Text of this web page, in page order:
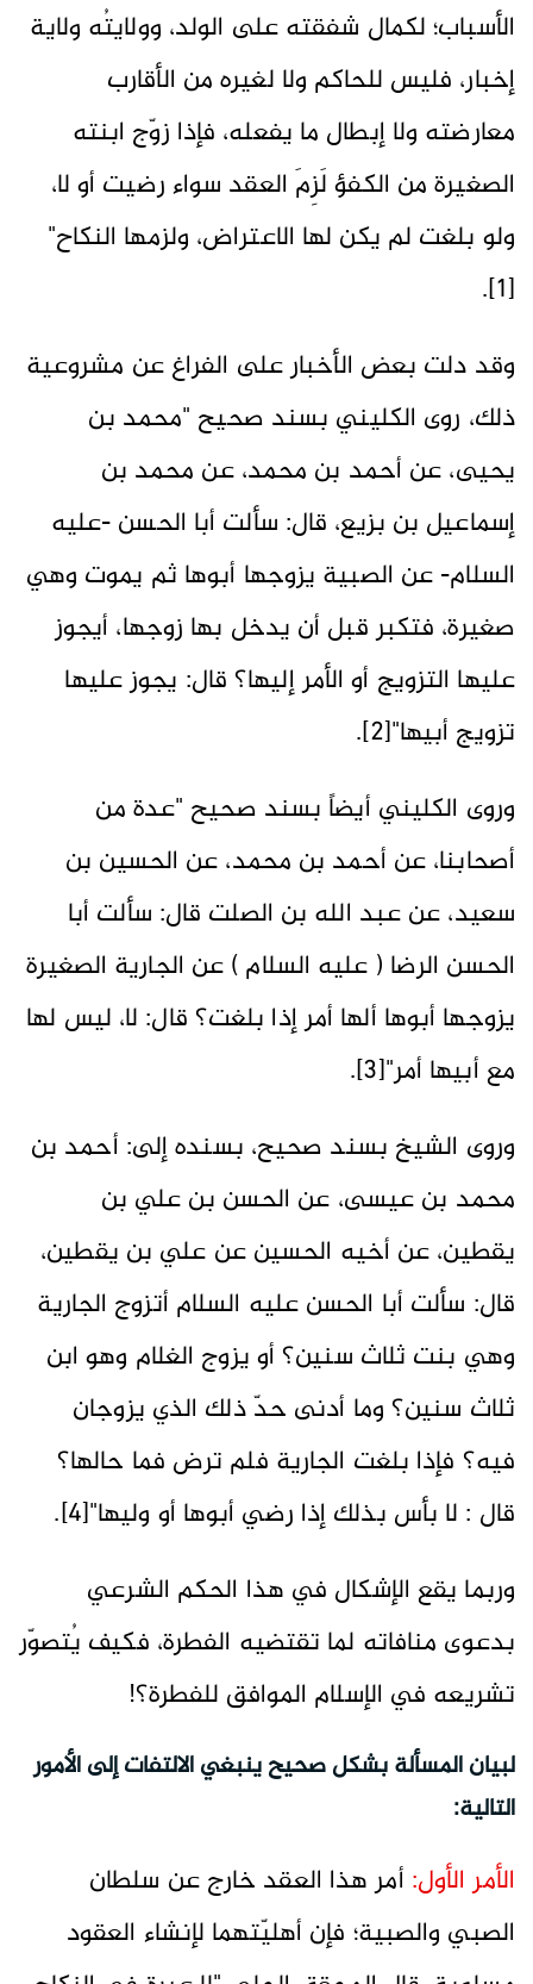
الأسباب؛ لكمال شفقته على الولد، وولايتُه ولاية
إخبار، فليس للحاكم ولا لغيره من الأقارب
معارضته ولا إبطال ما يفعله، فإذا زوّج ابنته
الصغيرة من الكفؤ لَزِمَ العقد سواء رضيت أو لا،
ولو بلغت لم يكن لها الاعتراض، ولزمها النكاح"
[1].
وقد دلت بعض الأخبار على الفراغ عن مشروعية
ذلك، روى الكليني بسند صحيح "محمد بن
يحيى، عن أحمد بن محمد، عن محمد بن
إسماعيل بن بزيع، قال: سألت أبا الحسن -عليه
السلام- عن الصبية يزوجها أبوها ثم يموت وهي
صغيرة، فتكبر قبل أن يدخل بها زوجها، أيجوز
عليها التزويج أو الأمر إليها؟ قال: يجوز عليها
تزويج أبيها"[2].
وروى الكليني أيضاً بسند صحيح "عدة من
أصحابنا، عن أحمد بن محمد، عن الحسين بن
سعيد، عن عبد الله بن الصلت قال: سألت أبا
الحسن الرضا ( عليه السلام ) عن الجارية الصغيرة
يزوجها أبوها ألها أمر إذا بلغت؟ قال: لا، ليس لها
مع أبيها أمر"[3].
وروى الشيخ بسند صحيح، بسنده إلى: أحمد بن
محمد بن عيسى، عن الحسن بن علي بن
يقطين، عن أخيه الحسين عن علي بن يقطين،
قال: سألت أبا الحسن عليه السلام أتزوج الجارية
وهي بنت ثلاث سنين؟ أو يزوج الغلام وهو ابن
ثلاث سنين؟ وما أدنى حدّ ذلك الذي يزوجان
فيه؟ فإذا بلغت الجارية فلم ترض فما حالها؟
قال : لا بأس بذلك إذا رضي أبوها أو وليها"[4].
وربما يقع الإشكال في هذا الحكم الشرعي
بدعوى منافاته لما تقتضيه الفطرة، فكيف يُتصوّر
تشريعه في الإسلام الموافق للفطرة؟!
لبيان المسألة بشكل صحيح ينبغي الالتفات إلى الأمور
التالية:
الأمر الأول: أمر هذا العقد خارج عن سلطان
الصبي والصبية؛ فإن أهليّتهما لإنشاء العقود